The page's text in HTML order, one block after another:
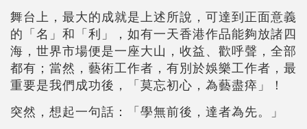
舞台上，最大的成就是上述所說，可達到正面意義
的「名」和「利」，如有一天香港作品能夠放諸四
海，世界市場便是一座大山，收益、歡呼聲，全部
都有；當然，藝術工作者，有別於娛樂工作者，最
重要是我們成功後，「莫忘初心，為藝盡瘁」！
突然，想起一句話：「學無前後，達者為先。」